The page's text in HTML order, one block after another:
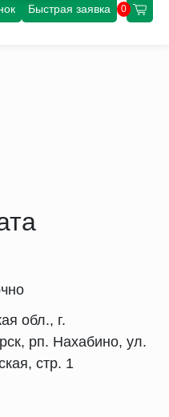
Быстрая заявка 0
обл., г.
рп. Нахабино, ул.
стр. 1